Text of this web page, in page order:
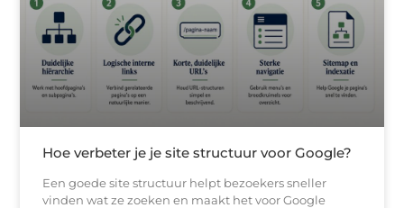
Hoe verbeter je je site structuur voor Google?
Een goede site structuur helpt bezoekers sneller
vinden wat ze zoeken en maakt het voor Google